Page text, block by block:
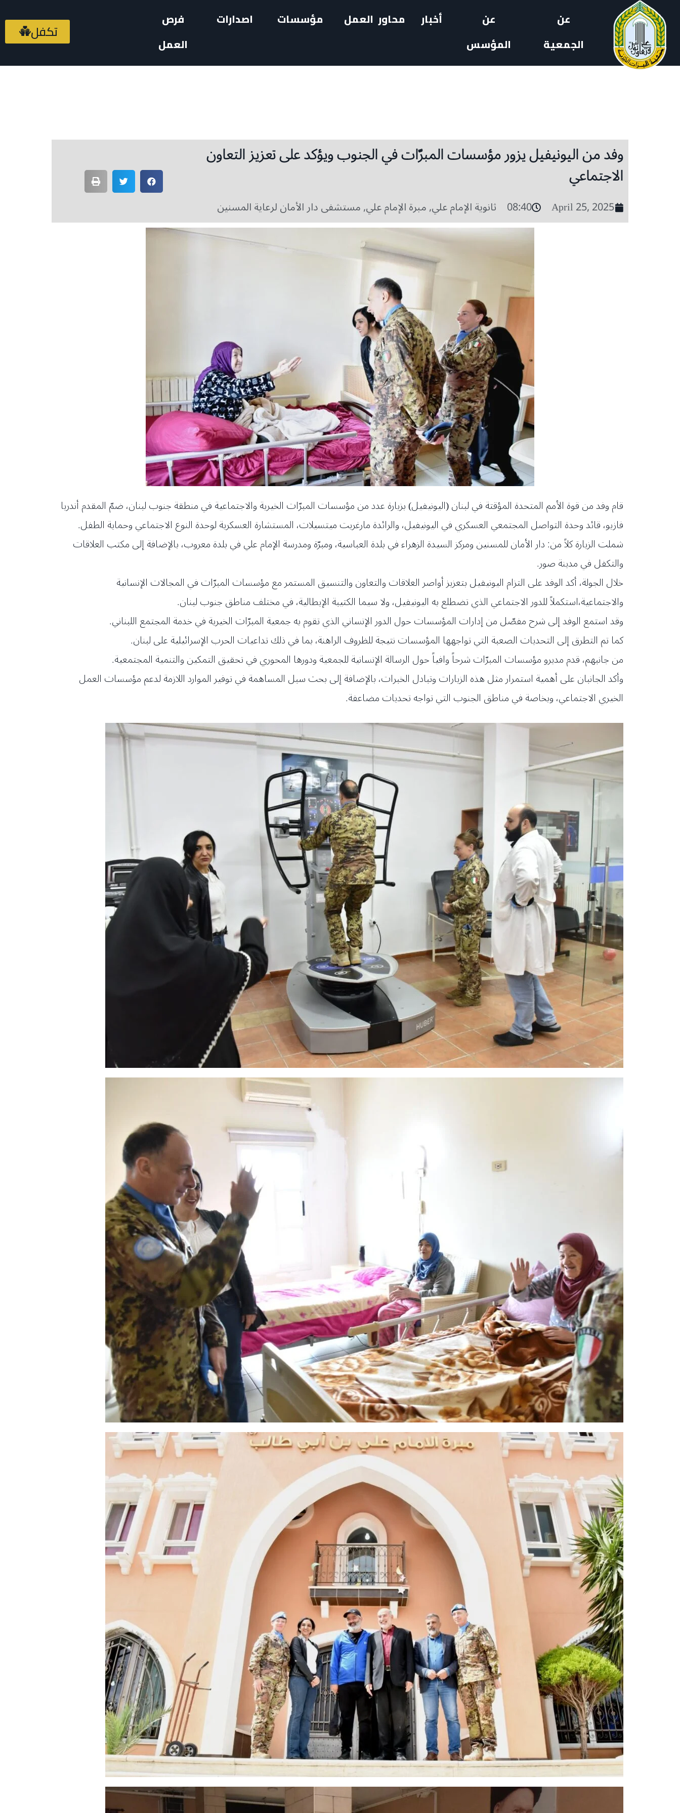
عن
الجمعية
عن
المؤسس
أخبار محاور العمل مؤسسات اصدارات
فرص
العمل
تكفل
وفد من اليونيفيل يزور مؤسسات المبرّات في الجنوب ويؤكد على تعزيز التعاون
الاجتماعي
April 25, 2025
08:40 ثانوية الإمام علي,مبرة الإمام علي,مستشفى دار الأمان لرعاية المسنين
قام وفد من قوة الأمم المتحدة المؤقتة في لبنان (اليونيفيل) بزيارة عدد من مؤسسات المبرّات الخيرية والاجتماعية في منطقة جنوب لبنان، ضمّ المقدم أندريا
فازيو، قائد وحدة التواصل المجتمعي العسكري في اليونيفيل، والرائدة مارغريت ميتسيلات، المستشارة العسكرية لوحدة النوع الاجتماعي وحماية الطفل.
شملت الزيارة كلاً من: دار الأمان للمسنين ومركز السيدة الزهراء في بلدة العباسية، ومبرّة ومدرسة الإمام علي في بلدة معروب، بالإضافة إلى مكتب العلاقات
والتكفل في مدينة صور.
خلال الجولة، أكد الوفد على التزام اليونيفيل بتعزيز أواصر العلاقات والتعاون والتنسيق المستمر مع مؤسسات المبرّات في المجالات الإنسانية
والاجتماعية،استكملاً للدور الاجتماعي الذي تضطلع به اليونيفيل، ولا سيما الكتيبة الإيطالية، في مختلف مناطق جنوب لبنان.
وقد استمع الوفد إلى شرح مفصّل من إدارات المؤسسات حول الدور الإنساني الذي تقوم به جمعية المبرّات الخيرية في خدمة المجتمع اللبناني.
كما تم التطرق إلى التحديات الصعبة التي تواجهها المؤسسات نتيجة للظروف الراهنة، بما في ذلك تداعيات الحرب الإسرائيلية على لبنان.
من جانبهم، قدم مديرو مؤسسات المبرّات شرحاً وافياً حول الرسالة الإنسانية للجمعية ودورها المحوري في تحقيق التمكين والتنمية المجتمعية.
وأكد الجانبان على أهمية استمرار مثل هذه الزيارات وتبادل الخبرات، بالإضافة إلى بحث سبل المساهمة في توفير الموارد اللازمة لدعم مؤسسات العمل
الخيري الاجتماعي، وبخاصة في مناطق الجنوب التي تواجه تحديات مضاعفة.